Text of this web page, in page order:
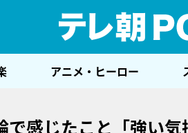
アニメ・ヒーロー
感じたこと「強い気